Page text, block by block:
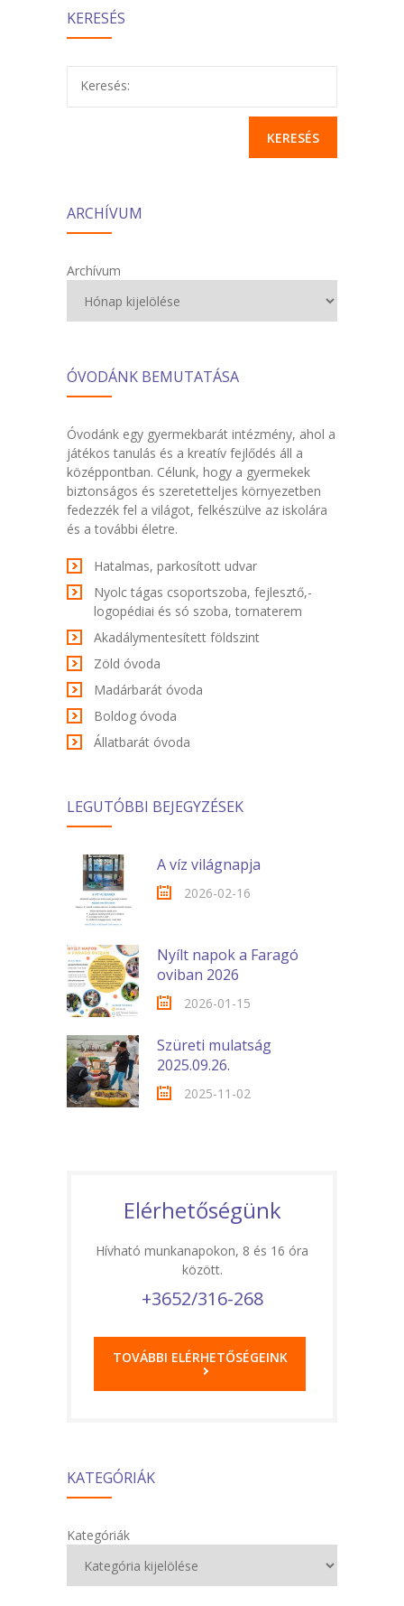
KERESÉS
Keresés:
ARCHÍVUM
Archívum
ÓVODÁNK BEMUTATÁSA
Óvodánk egy gyermekbarát intézmény, ahol a
játékos tanulás és a kreatív fejlődés áll a
középpontban. Célunk, hogy a gyermekek
biztonságos és szeretetteljes környezetben
fedezzék fel a világot, felkészülve az iskolára
és a további életre.
Hatalmas, parkosított udvar
Nyolc tágas csoportszoba, fejlesztő,-
logopédiai és só szoba, tornaterem
Akadálymentesített földszint
Zöld óvoda
Madárbarát óvoda
Boldog óvoda
Állatbarát óvoda
LEGUTÓBBI BEJEGYZÉSEK
A víz világnapja
2026-02-16
Nyílt napok a Faragó
oviban 2026
2026-01-15
Szüreti mulatság
2025.09.26.
2025-11-02
Elérhetőségünk
Hívható munkanapokon, 8 és 16 óra
között.
+3652/316-268
TOVÁBBI ELÉRHETŐSÉGEINK
KATEGÓRIÁK
Kategóriák